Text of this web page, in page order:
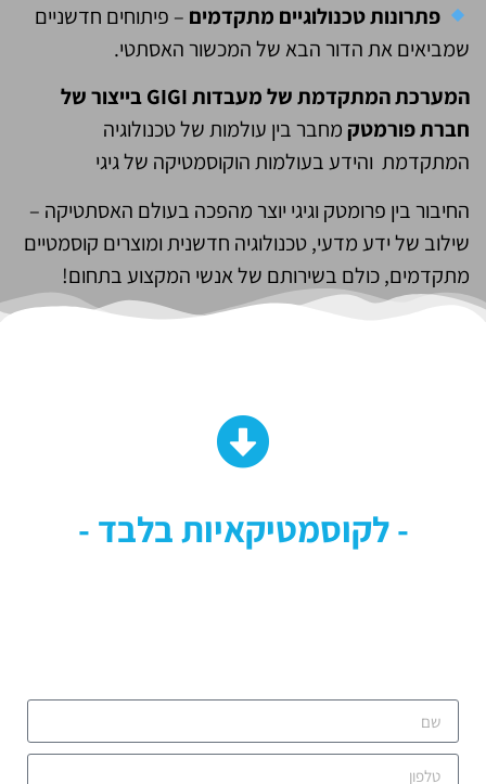
פתרונות טכנולוגיים מתקדמים – פיתוחים חדשניים
שמביאים את הדור הבא של המכשור האסתטי.
המערכת המתקדמת של מעבדותGIGIבייצור של
חברת פורמטקמחבר בין עולמות של טכנולוגיה
המתקדמת והידע בעולמות הוקוסמטיקה של גיגי
החיבור בין פרומטק וגיגי יוצר מהפכה בעולם האסתטיקה –
שילוב של ידע מדעי, טכנולוגיה חדשנית ומוצרים קוסמטיים
מתקדמים, כולם בשירותם של אנשי המקצוע בתחום!
- לקוסמטיקאיות בלבד -